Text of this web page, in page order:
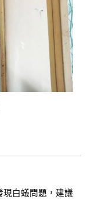
現白蟻問題，建議